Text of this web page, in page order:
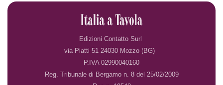
Edizioni Contatto Surl
via Piatti 51 24030 Mozzo (BG)
P.IVA 02990040160
Reg. Tribunale di Bergamo n. 8 del 25/02/2009